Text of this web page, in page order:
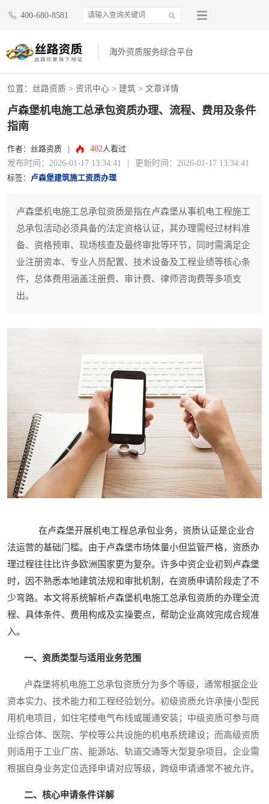
400-680-8581
海外资质服务综合平台
位置： 丝路资质 > 资讯中心 > 建筑 > 文章详情
卢森堡机电施工总承包资质办理、流程、费用及条件
指南
作者：丝路资质 402人看过
发布时间：2026-01-17 13:34:41 更新时间：2026-01-17 13:34:41
标签： 卢森堡建筑施工资质办理
卢森堡机电施工总承包资质是指在卢森堡从事机电工程施工
总承包活动必须具备的法定资格认证，其办理需经过材料准
备、资格预审、现场核查及最终审批等环节，同时需满足企
业注册资本、专业人员配置、技术设备及工程业绩等核心条
件，总体费用涵盖注册费、审计费、律师咨询费等多项支
出。
在卢森堡开展机电工程总承包业务，资质认证是企业合
法运营的基础门槛。由于卢森堡市场体量小但监管严格，资质办
理过程往往比许多欧洲国家更为复杂。许多中资企业初到卢森堡
时，因不熟悉本地建筑法规和审批机制，在资质申请阶段走了不
少弯路。本文将系统解析卢森堡机电施工总承包资质的办理全流
程、具体条件、费用构成及实操要点，帮助企业高效完成合规准
入。
一、资质类型与适用业务范围
卢森堡将机电施工总承包资质分为多个等级，通常根据企业
资本实力、技术能力和工程经验划分。初级资质允许承接小型民
用机电项目，如住宅楼电气布线或暖通安装；中级资质可参与商
业综合体、医院、学校等公共设施的机电系统建设；而高级资质
则适用于工业厂房、能源站、轨道交通等大型复杂项目。企业需
根据自身业务定位选择申请对应等级，跨级申请通常不被允许。
二、核心申请条件详解